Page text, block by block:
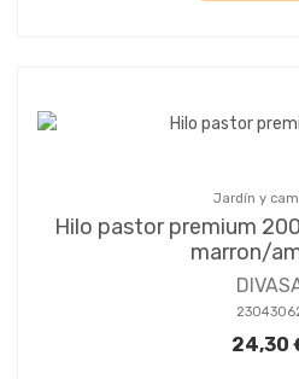
Jardín y
Hilo pastor premium
marron/
24,30